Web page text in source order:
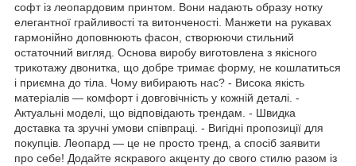
софт із леопардовим принтом. Вони надають образу нотку
елегантної грайливості та витонченості. Манжети на рукавах
гармонійно доповнюють фасон, створюючи стильний
остаточний вигляд. Основа виробу виготовлена з якісного
трикотажу двонитка, що добре тримає форму, не кошлатиться
і приємна до тіла. Чому вибирають нас? - Висока якість
матеріалів — комфорт і довговічність у кожній деталі. -
Актуальні моделі, що відповідають трендам. - Швидка
доставка та зручні умови співпраці. - Вигідні пропозиції для
покупців. Леопард — це не просто тренд, а спосіб заявити
про себе! Додайте яскравого акценту до свого стилю разом із